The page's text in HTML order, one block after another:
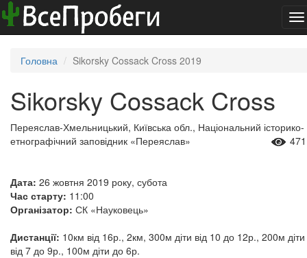
Головна Sikorsky Cossack Cross 2019
Sikorsky Cossack Cross
Переяслав-Хмельницький, Київська обл., Національний історико-
етнографічний заповідник «Переяслав»
Дата: 26 жовтня 2019 року, субота
Час старту: 11:00
Організатор: СК «Науковець»
Дистанції: 10км від 16р., 2км, 300м діти від 10 до 12р., 200м діти
від 7 до 9р., 100м діти до 6р.